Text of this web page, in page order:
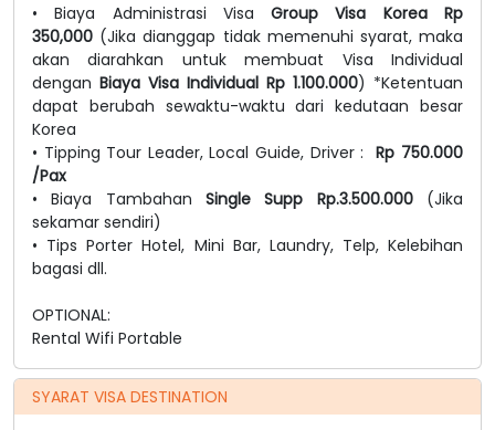
• Biaya Administrasi VisaGroup Visa Korea Rp
350,000 (Jika dianggap tidak memenuhi syarat, maka
akan diarahkan untuk membuat Visa Individual
dengan Biaya Visa Individual Rp 1.100.000) *Ketentuan
dapat berubah sewaktu-waktu dari kedutaan besar
Korea
• Tipping Tour Leader, Local Guide, Driver : Rp 750.000
/Pax
• Biaya Tambahan Single Supp Rp.3.500.000 (Jika
sekamar sendiri)
• Tips Porter Hotel, Mini Bar, Laundry, Telp, Kelebihan
bagasi dll.
OPTIONAL:
Rental Wifi Portable
SYARAT VISA DESTINATION